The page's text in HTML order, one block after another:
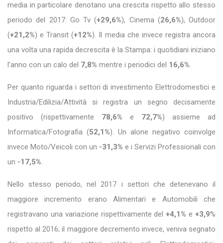
media in particolare denotano una crescita rispetto allo stesso
periodo del 2017: Go Tv (+29,6%), Cinema (26,6%), Outdoor
(+21,2%) e Transit (+12%). Il media che invece registra ancora
una volta una rapida decrescita è la Stampa: i quotidiani iniziano
l’anno con un calo del 7,8% mentre i periodici del 16,6%.
Per quanto riguarda i settori di investimento Elettrodomestici e
Industria/Edilizia/Attività si registra un segno decisamente
positivo (rispettivamente 78,6% e 72,7%) assieme ad
Informatica/Fotografia (52,1%). Un alone negativo coinvolge
invece Moto/Veicoli con un -31,3% e i Servizi Professionali con
un -17,5%.
Nello stesso periodo, nel 2017 i settori che detenevano il
maggiore incremento erano Alimentari e Automobili che
registravano una variazione rispettivamente del +4,1% e+3,9%
rispetto al 2016; il maggiore decremento invece, veniva segnato